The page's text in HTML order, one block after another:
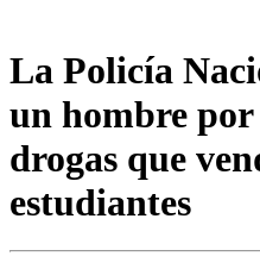
La Policía
un hombre
drogas que
estudiantes